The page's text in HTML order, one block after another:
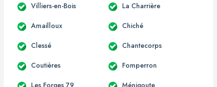
Villiers-en-Bois La Charrière
Amailloux Chiché
Clessé Chantecorps
Coutières Fomperron
Les Forges 79 Ménigoute